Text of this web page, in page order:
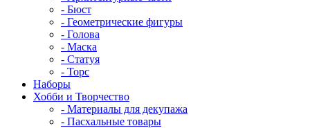
- Бюст
- Геометрические фигуры
- Голова
- Маска
- Статуя
- Торс
Наборы
Хобби и Творчество
- Материалы для декупажа
- Пасхальные товары